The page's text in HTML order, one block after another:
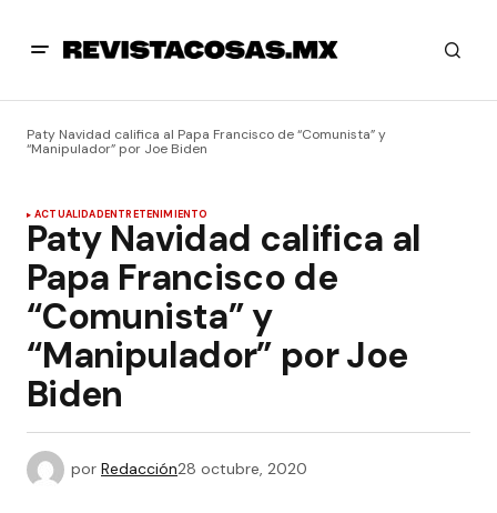
Paty Navidad califica al Papa Francisco de “Comunista” y
“Manipulador” por Joe Biden
ACTUALIDADENTRETENIMIENTO
Paty Navidad califica al
Papa Francisco de
“Comunista” y
“Manipulador” por Joe
Biden
por Redacción28 octubre, 2020